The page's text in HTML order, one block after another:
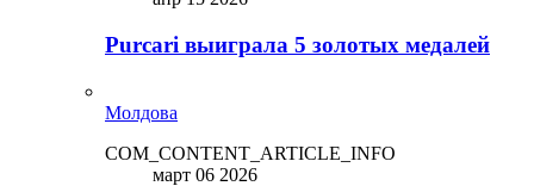
Purcari выиграла 5 золотых медалей
Молдова
COM_CONTENT_ARTICLE_INFO
март 06 2026